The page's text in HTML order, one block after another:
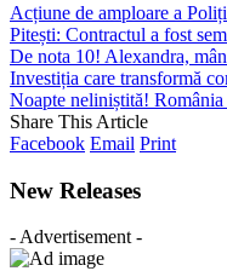
Acțiune de amploare a
Pitești: Contractul a fost
De nota 10! Alexandra,
Investiția care transformă
Noapte neliniștită!
Share This Article
Facebook Email Print
New Releases
- Advertisement -